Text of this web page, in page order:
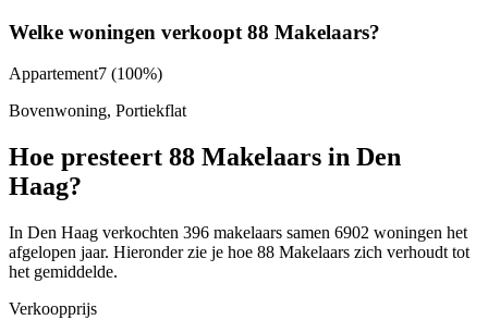
Welke woningen verkoopt 88 Makelaars?
Appartement7 (100%)
Bovenwoning, Portiekflat
Hoe presteert 88 Makelaars in Den
Haag?
In Den Haag verkochten 396 makelaars samen 6902 woningen het
afgelopen jaar. Hieronder zie je hoe 88 Makelaars zich verhoudt tot
het gemiddelde.
Verkoopprijs